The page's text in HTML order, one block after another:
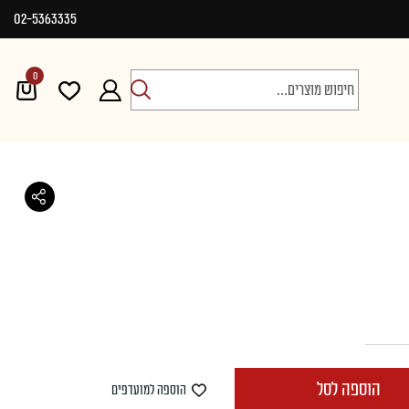
02-5363335
חיפוש
0
הוספה לסל הוספה למועדפים